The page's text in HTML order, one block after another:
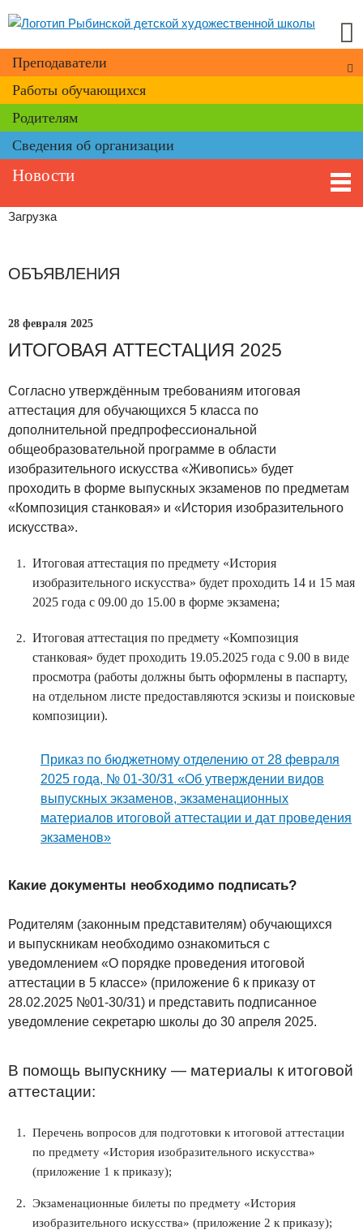
Преподаватели
Работы обучающихся
Родителям
Сведения об организации
Новости
Загрузка
ОБЪЯВЛЕНИЯ
28 февраля 2025
ИТОГОВАЯ АТТЕСТАЦИЯ 2025
Согласно утверждённым требованиям итоговая
аттестация для обучающихся 5 класса по
дополнительной предпрофессиональной
общеобразовательной программе в области
изобразительного искусства «Живопись» будет
проходить в форме выпускных экзаменов по предметам
«Композиция станковая» и «История изобразительного
искусства».
Итоговая аттестация по предмету «История
изобразительного искусства» будет проходить 14 и 15 мая
2025 года с 09.00 до 15.00 в форме экзамена;
Итоговая аттестация по предмету «Композиция
станковая» будет проходить 19.05.2025 года с 9.00 в виде
просмотра (работы должны быть оформлены в паспарту,
на отдельном листе предоставляются эскизы и поисковые
композиции).
Приказ по бюджетному отделению от 28 февраля
2025 года, № 01-30/31 «Об утверждении видов
выпускных экзаменов, экзаменационных
материалов итоговой аттестации и дат проведения
экзаменов»
Какие документы необходимо подписать?
Родителям (законным представителям) обучающихся
и выпускникам необходимо ознакомиться с
уведомлением «О порядке проведения итоговой
аттестации в 5 классе» (приложение 6 к приказу от
28.02.2025 №01-30/31) и представить подписанное
уведомление секретарю школы до 30 апреля 2025.
В помощь выпускнику — материалы к итоговой
аттестации:
Перечень вопросов для подготовки к итоговой аттестации
по предмету «История изобразительного искусства»
(приложение 1 к приказу);
Экзаменационные билеты по предмету «История
изобразительного искусства» (приложение 2 к приказу);